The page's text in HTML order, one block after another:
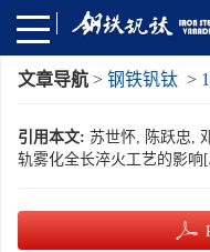
文章导航 > 钢铁钒钛 >
引用本文: 苏世怀, 陈跃忠,
轨雾化全长淬火工艺的影响